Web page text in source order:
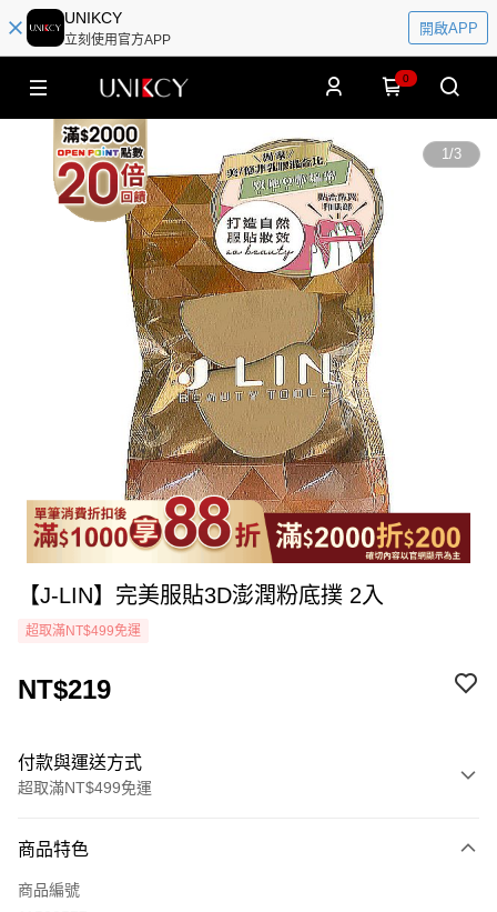
UNIKCY
立刻使用官方APP
開啟APP
0
1/3
【J-LIN】完美服貼3D澎潤粉底撲 2入
超取滿NT$499免運
NT$219
付款與運送方式
超取滿NT$499免運
icash Pay
信用卡一次付款
商品特色
商品編號